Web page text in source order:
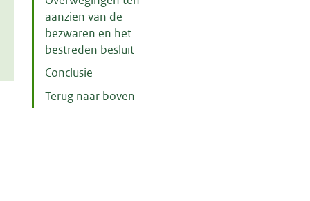
aanzien van de
bezwaren en het
bestreden besluit
Conclusie
Terug naar boven